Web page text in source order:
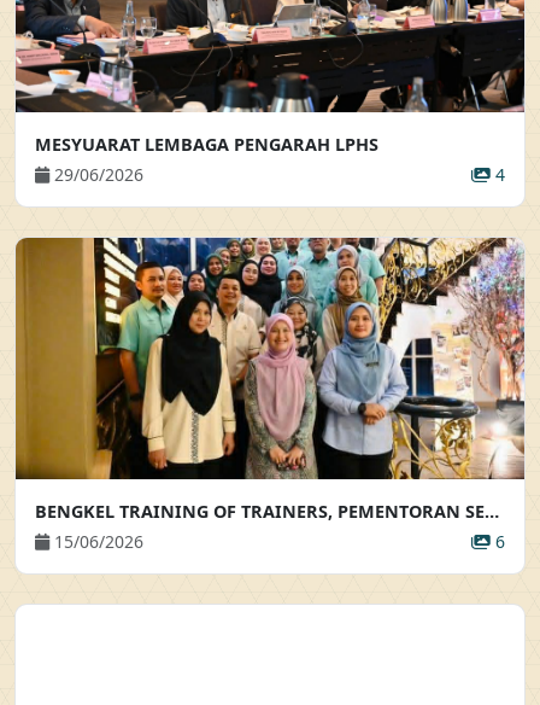
MESYUARAT LEMBAGA PENGARAH LPHS
29/06/2026
4
BENGKEL TRAINING OF TRAINERS, PEMENTORAN SERTA BIMBINGAN AKRAB
15/06/2026
6